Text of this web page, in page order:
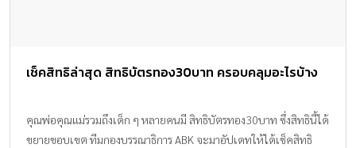
เช็คสิทธิล่าสุด สิทธิบัตรทอง30บาท ครอบคลุมอะไรบ้าง
คุณพ่อคุณแม่รวมถึงเด็ก ๆ หลายคนมี สิทธิบัตรทอง30บาท ซึ่งสิทธินี้ได้
ขยายขอบเขต ทีมกองบรรณาธิการ ABK จะมาอัปเดทให้ได้เช็คสิทธิ